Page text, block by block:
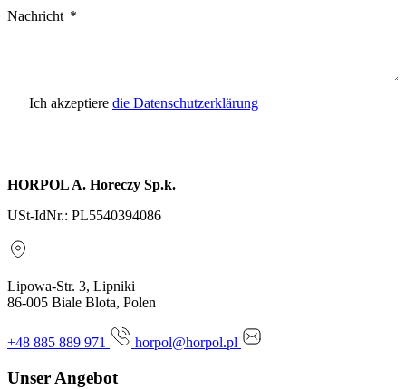
Nachricht
Ich akzeptiere die Datenschutzerklärung
HORPOL A. Horeczy Sp.k.
USt-IdNr.: PL5540394086
Lipowa-Str. 3, Lipniki
86-005 Biale Blota, Polen
+48 885 889 971 horpol@horpol.pl
Unser Angebot